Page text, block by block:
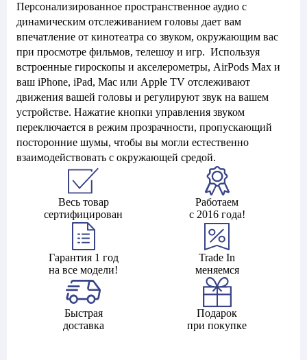
Персонализированное пространственное аудио с
динамическим отслеживанием головы дает вам
впечатление от кинотеатра со звуком, окружающим вас
при просмотре фильмов, телешоу и игр. Используя
встроенные гироскопы и акселерометры, AirPods Max и
ваш iPhone, iPad, Mac или Apple TV отслеживают
движения вашей головы и регулируют звук на вашем
устройстве. Нажатие кнопки управления звуком
переключается в режим прозрачности, пропускающий
посторонние шумы, чтобы вы могли естественно
взаимодействовать с окружающей средой.
Весь товар
сертифицирован
Работаем
с 2016 года!
Гарантия 1 год
на все модели!
Trade In
меняемся
Быстрая
доставка
Подарок
при покупке